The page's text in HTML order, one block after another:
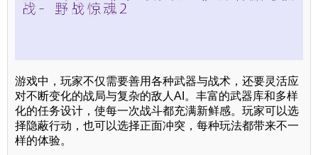
游戏中，玩家不仅需要善用各种武器与战术，还要灵活应
对不断变化的战局与复杂的敌人AI。丰富的武器库和多样
化的任务设计，使每一次战斗都充满新鲜感。玩家可以选
择隐蔽行动，也可以选择正面冲突，每种玩法都带来不一
样的体验。